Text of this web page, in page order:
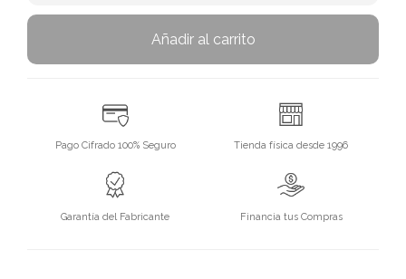
Añadir al carrito
Pago Cifrado 100% Seguro Tienda física desde 1996
Garantía del Fabricante Financia tus Compras